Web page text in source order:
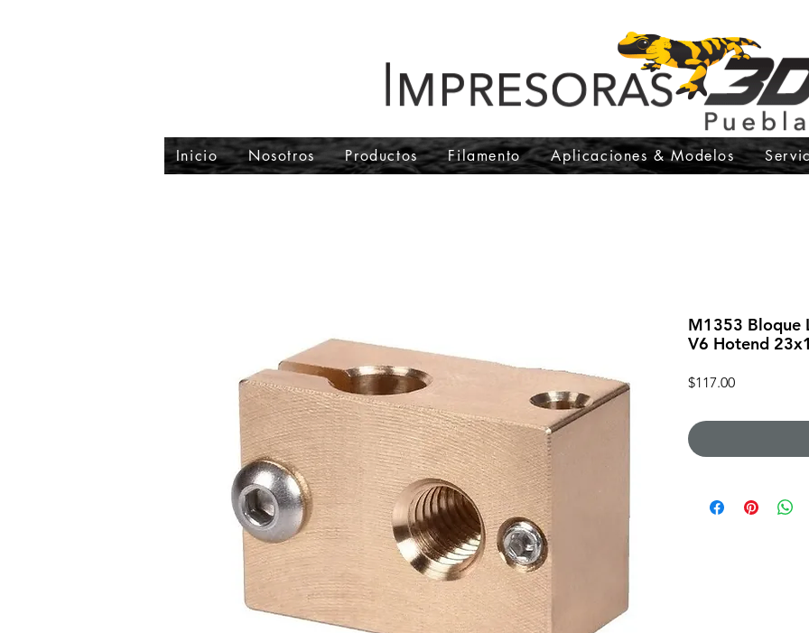
Inicio Nosotros Productos Filamento Aplicaciones & Modelos
M1353 Bloque
V6 Hotend
$117.00Precio